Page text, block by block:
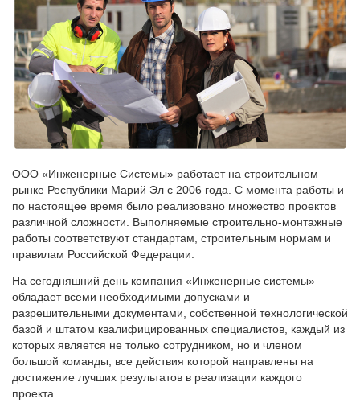
ООО «Инженерные Системы» работает на строительном
рынке Республики Марий Эл с 2006 года. С момента работы и
по настоящее время было реализовано множество проектов
различной сложности. Выполняемые строительно-монтажные
работы соответствуют стандартам, строительным нормам и
правилам Российской Федерации.
На сегодняшний день компания «Инженерные системы»
обладает всеми необходимыми допусками и
разрешительными документами, собственной технологической
базой и штатом квалифицированных специалистов, каждый из
которых является не только сотрудником, но и членом
большой команды, все действия которой направлены на
достижение лучших результатов в реализации каждого
проекта.